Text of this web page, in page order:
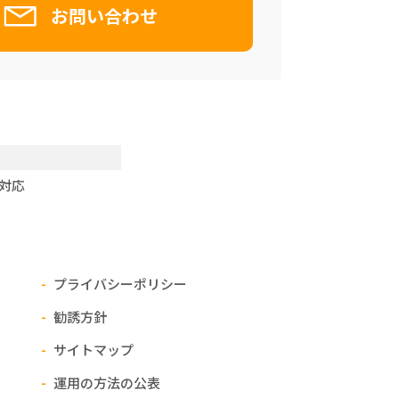
お問い合わせ
応
プライバシーポリシー
勧誘方針
サイトマップ
運用の方法の公表